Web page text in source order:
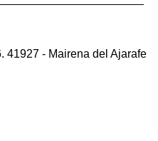
41927 - Mairena del Ajarafe